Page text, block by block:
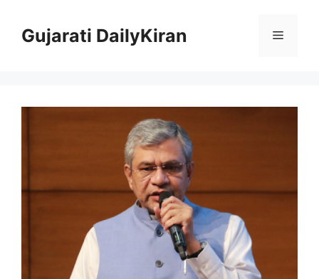
contentGujarati DailyKiran Menu